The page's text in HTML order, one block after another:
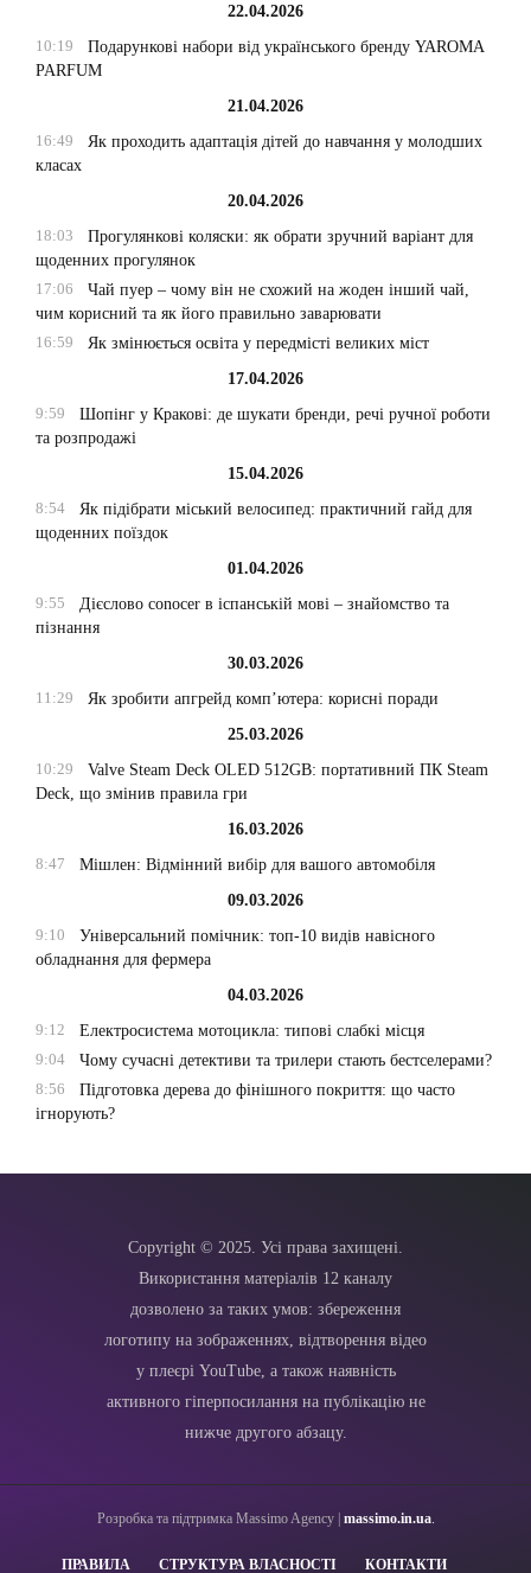
22.04.2026
10:19
Подарункові набори від українського бренду YAROMA
PARFUM
21.04.2026
16:49
Як проходить адаптація дітей до навчання у молодших
класах
20.04.2026
18:03
Прогулянкові коляски: як обрати зручний варіант для
щоденних прогулянок
17:06
Чай пуер – чому він не схожий на жоден інший чай,
чим корисний та як його правильно заварювати
16:59
Як змінюється освіта у передмісті великих міст
17.04.2026
9:59
Шопінг у Кракові: де шукати бренди, речі ручної роботи
та розпродажі
15.04.2026
8:54
Як підібрати міський велосипед: практичний гайд для
щоденних поїздок
01.04.2026
9:55
Дієслово conocer в іспанській мові – знайомство та
пізнання
30.03.2026
11:29
Як зробити апгрейд комп’ютера: корисні поради
25.03.2026
10:29
Valve Steam Deck OLED 512GB: портативний ПК Steam
Deck, що змінив правила гри
16.03.2026
8:47
Мішлен: Відмінний вибір для вашого автомобіля
09.03.2026
9:10
Універсальний помічник: топ-10 видів навісного
обладнання для фермера
04.03.2026
9:12
Електросистема мотоцикла: типові слабкі місця
9:04
Чому сучасні детективи та трилери стають бестселерами?
8:56
Підготовка дерева до фінішного покриття: що часто
ігнорують?
Copyright © 2025. Усі права захищені.
Використання матеріалів 12 каналу
дозволено за таких умов: збереження
логотипу на зображеннях, відтворення відео
у плеєрі YouTube, а також наявність
активного гіперпосилання на публікацію не
нижче другого абзацу.
Розробка та підтримка Massimo Agency | massimo.in.ua.
ПРАВИЛА СТРУКТУРА ВЛАСНОСТІ КОНТАКТИ